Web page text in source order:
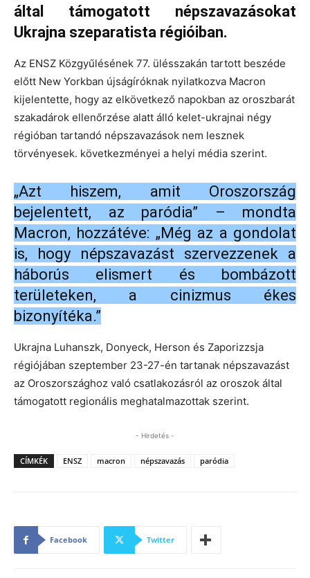
által támogatott népszavazásokat
Ukrajna szeparatista régióiban.
Az ENSZ Közgyűlésének 77. ülésszakán tartott beszéde
előtt New Yorkban újságíróknak nyilatkozva Macron
kijelentette, hogy az elkövetkező napokban az oroszbarát
szakadárok ellenőrzése alatt álló kelet-ukrajnai négy
régióban tartandó népszavazások nem lesznek
törvényesek. következményei a helyi média szerint.
„Azt hiszem, amit Oroszország
bejelentett, az paródia” – mondta
Macron, hozzátéve: „Még az a gondolat
is, hogy népszavazást szervezzenek a
háborús elismert és bombázott
területeken, a cinizmus ékes
bizonyítéka.”
Ukrajna Luhanszk, Donyeck, Herson és Zaporizzsja
régiójában szeptember 23-27-én tartanak népszavazást
az Oroszországhoz való csatlakozásról az oroszok által
támogatott regionális meghatalmazottak szerint.
- Hirdetés -
CÍMKÉK ENSZ macron népszavazás paródia
Facebook Twitter